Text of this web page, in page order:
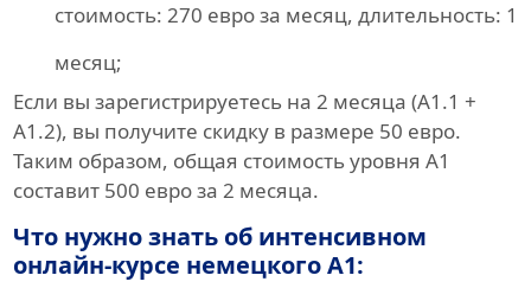
стоимость: 270 евро за месяц, длительность: 1
месяц;
Если вы зарегистрируетесь на 2 месяца (A1.1 +
A1.2), вы получите скидку в размере 50 евро.
Таким образом, общая стоимость уровня A1
составит 500 евро за 2 месяца.
Что нужно знать об интенсивном
онлайн-курсе немецкого A1: